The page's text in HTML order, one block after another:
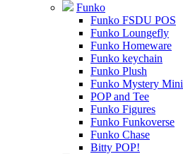
Funko
Funko FSDU POS
Funko Loungefly
Funko Homeware
Funko keychain
Funko Plush
Funko Mystery
POP and Tee
Funko Figures
Funko Funkoverse
Funko Chase
Bitty POP!